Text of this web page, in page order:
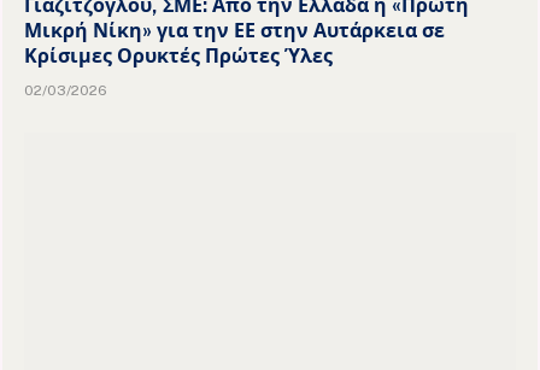
Γιαζιτζόγλου, ΣΜΕ: Από την Ελλάδα η «Πρώτη
Μικρή Νίκη» για την ΕΕ στην Αυτάρκεια σε
Κρίσιμες Ορυκτές Πρώτες Ύλες
02/03/2026